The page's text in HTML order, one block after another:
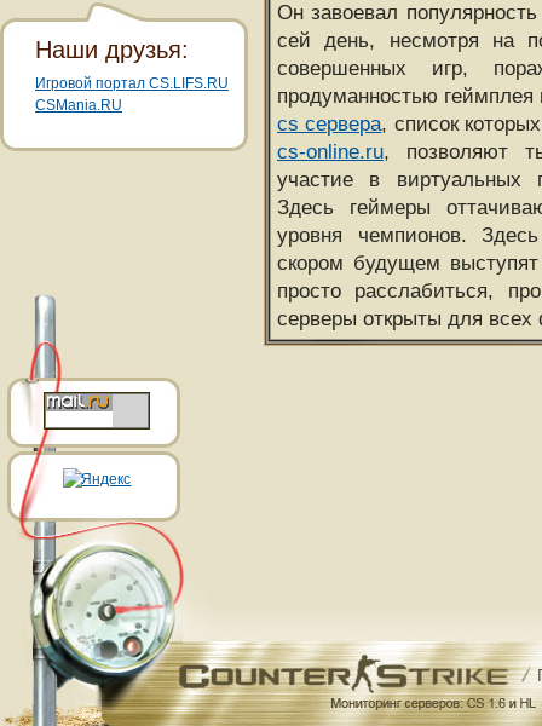
Он завоевал
сей день, несмотря на
совершенных игр,
продуманностью
cs сервера, список
cs-online.ru, позволяют
участие в виртуальных
Здесь геймеры
уровня чемпионов.
скором будущем
просто расслабиться,
серверы открыты для всех
Наши друзья:
Игровой портал CS.LIFS.RU
CSMania.RU